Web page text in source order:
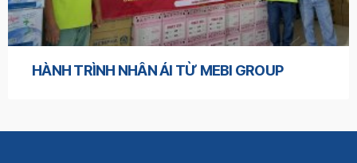
HÀNH TRÌNH NHÂN ÁI TỪ MEBI GROUP